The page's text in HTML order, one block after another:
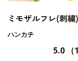
ミモザルフレ(刺繍)
ハンカチ
5.0 （